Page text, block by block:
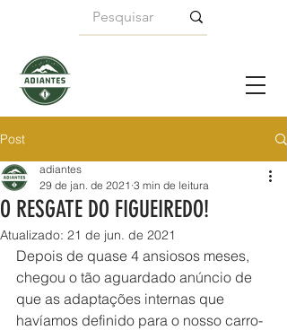
Post
O RESGATE DO FIGUEIREDO!
adiantes
29 de jan. de 2021 3 min de leitura
Atualizado: 21 de jun. de 2021
Depois de quase 4 ansiosos meses,
chegou o tão aguardado anúncio de
que as adaptações internas que
havíamos definido para o nosso carro-